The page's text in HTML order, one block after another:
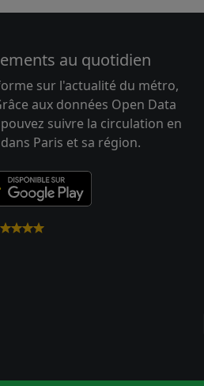
au quotidien
sur l'actualité du métro,
aux données Open Data
suivre la circulation en
Paris et sa région.